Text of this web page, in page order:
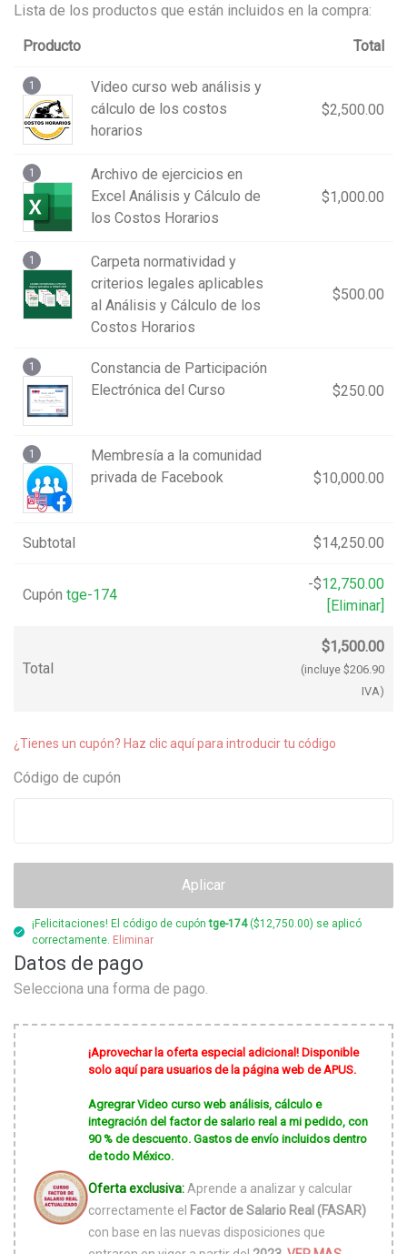
Lista de los productos que están incluidos en la compra:
Producto Total
1
Video curso web análisis y
cálculo de los costos
horarios
$2,500.00
1
Archivo de ejercicios en
Excel Análisis y Cálculo de
los Costos Horarios
$1,000.00
1
Carpeta normatividad y
criterios legales aplicables
al Análisis y Cálculo de los
Costos Horarios
$500.00
1
Constancia de Participación
Electrónica del Curso
$250.00
1
Membresía a la comunidad
privada de Facebook
$10,000.00
Subtotal $14,250.00
Cupón tge-174
-$12,750.00
[Eliminar]
Total
$1,500.00
(incluye $206.90
IVA)
¿Tienes un cupón? Haz clic aquí para introducir tu código
Código de cupón
Aplicar
¡Felicitaciones! El código de cupóntge-174($12,750.00) se aplicó
correctamente. Eliminar
Datos de pago
Selecciona una forma de pago.
¡Aprovechar la oferta especial adicional! Disponible
solo aquí para usuarios de la página web de APUS.
Agregrar Video curso web análisis, cálculo e
integración del factor de salario real a mi pedido, con
90 % de descuento. Gastos de envío incluidos dentro
de todo México.
Oferta exclusiva: Aprende a analizar y calcular
correctamente el Factor de Salario Real (FASAR)
con base en las nuevas disposiciones que